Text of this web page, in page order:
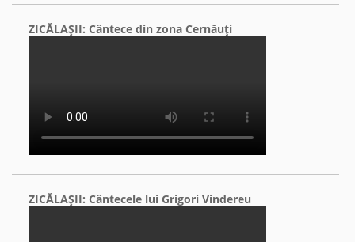
ZICĂLAŞII: Cântece din zona Cernăuţi
ZICĂLAŞII: Cântecele lui Grigori Vindereu